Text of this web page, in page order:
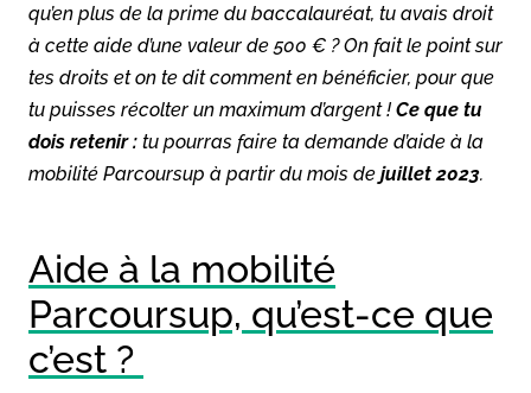
qu’en plus de la prime du baccalauréat, tu avais droit
à cette aide d’une valeur de 500 € ? On fait le point sur
tes droits et on te dit comment en bénéficier, pour que
tu puisses récolter un maximum d’argent ! Ce que tu
dois retenir : tu pourras faire ta demande d’aide à la
mobilité Parcoursup à partir du mois de juillet 2023.
Aide à la mobilité
Parcoursup, qu’est-ce que
c’est ?